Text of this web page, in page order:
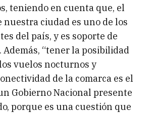
teniendo en cuenta que, el
nuestra ciudad es uno de los
del país, y es soporte de
Además, “tener la posibilidad
vuelos nocturnos y
de la comarca es el
Gobierno Nacional presente
porque es una cuestión que